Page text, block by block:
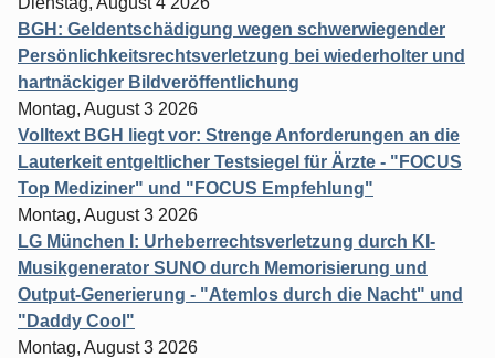
BGH: Geldentschädigung wegen schwerwiegender
Persönlichkeitsrechtsverletzung bei wiederholter und
hartnäckiger Bildveröffentlichung
Montag, August 3 2026
Volltext BGH liegt vor: Strenge Anforderungen an die
Lauterkeit entgeltlicher Testsiegel für Ärzte - "FOCUS
Top Mediziner" und "FOCUS Empfehlung"
Montag, August 3 2026
LG München I: Urheberrechtsverletzung durch KI-
Musikgenerator SUNO durch Memorisierung und
Output-Generierung - "Atemlos durch die Nacht" und
"Daddy Cool"
Montag, August 3 2026